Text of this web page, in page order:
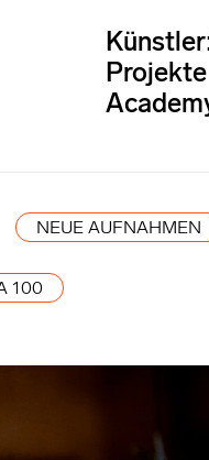
Projekte
NEUE AUFNAHMEN
100